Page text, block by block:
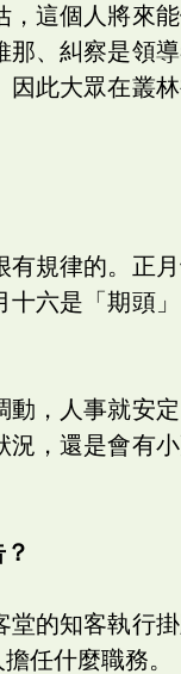
這個人將來
那、糾察是領
因此大眾在叢
有規律的。正
六是「期頭
動，人事就安
，還是會有
堂的知客執行
任什麼職務。